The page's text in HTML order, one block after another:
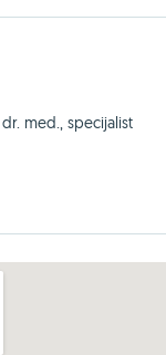
med., specijalist